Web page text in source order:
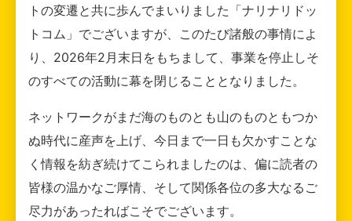
トの変遷と共に歩んでまいりました「ナリナリドッ
トコム」でございますが、このたび諸般の事情によ
り、2026年2月末日をもちまして、事業を停止しそ
のすべての活動に幕を閉じることとなりました。
ネットワークがまだ海のものとも山のものともつか
ぬ時代に産声を上げ、今日まで一日も欠かすことな
く情報を紡ぎ続けてこられましたのは、偏に読者の
皆様の温かなご厚情、そして関係各位の多大なるご
尽力があったればこそでございます。